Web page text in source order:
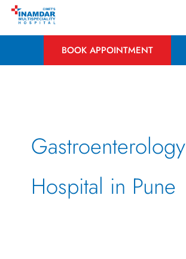
Skip
BOOK APPOINTMENT
Gastroenterology
Hospital in Pune